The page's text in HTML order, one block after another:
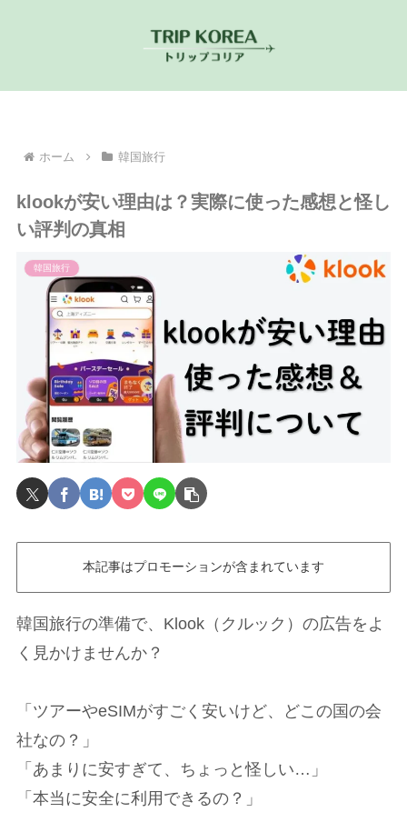
ホーム 韓国旅行
klookが安い理由は？実際に使った感想と怪し
い評判の真相
韓国旅行
本記事はプロモーションが含まれています
韓国旅行の準備で、Klook（クルック）の広告をよ
く見かけませんか？
「ツアーやeSIMがすごく安いけど、どこの国の会
社なの？」
「あまりに安すぎて、ちょっと怪しい…」
「本当に安全に利用できるの？」